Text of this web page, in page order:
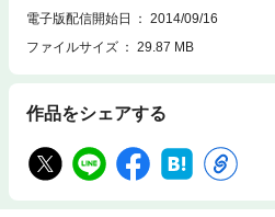
電子版配信開始日
2014/09/16
ファイルサイズ
29.87 MB
作品をシェアする